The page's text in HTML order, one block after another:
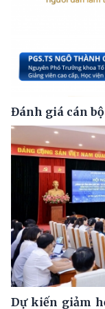
Đánh giá cán
Dự kiến giảm